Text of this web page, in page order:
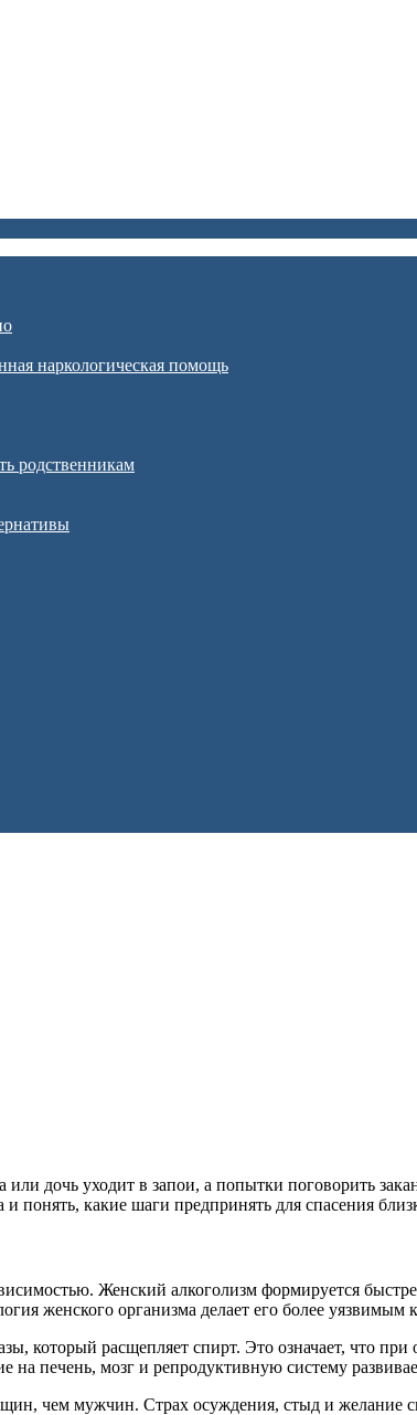
наркологическая помощь
родственникам
дочь уходит в запои, а попытки поговорить
понять, какие шаги предпринять для спасения
Женский алкоголизм формируется
женского организма делает его более уязвимым к
который расщепляет спирт. Это означает, что при
печень, мозг и репродуктивную систему
чем мужчин. Страх осуждения, стыд и желание